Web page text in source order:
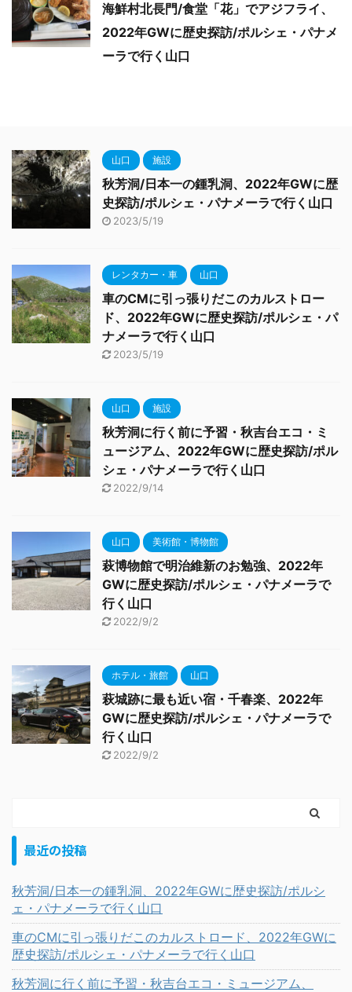
海鮮村北長門/食堂「花」でアジフライ、
2022年GWに歴史探訪/ポルシェ・パナメ
ーラで行く山口
山口 施設
秋芳洞/日本一の鍾乳洞、2022年GWに歴
史探訪/ポルシェ・パナメーラで行く山口
2023/5/19
レンタカー・車 山口
車のCMに引っ張りだこのカルストロー
ド、2022年GWに歴史探訪/ポルシェ・パ
ナメーラで行く山口
2023/5/19
山口 施設
秋芳洞に行く前に予習・秋吉台エコ・ミ
ュージアム、2022年GWに歴史探訪/ポル
シェ・パナメーラで行く山口
2022/9/14
山口 美術館・博物館
萩博物館で明治維新のお勉強、2022年
GWに歴史探訪/ポルシェ・パナメーラで
行く山口
2022/9/2
ホテル・旅館 山口
萩城跡に最も近い宿・千春楽、2022年
GWに歴史探訪/ポルシェ・パナメーラで
行く山口
2022/9/2
最近の投稿
秋芳洞/日本一の鍾乳洞、2022年GWに歴史探訪/ポルシ
ェ・パナメーラで行く山口
車のCMに引っ張りだこのカルストロード、2022年GWに
歴史探訪/ポルシェ・パナメーラで行く山口
秋芳洞に行く前に予習・秋吉台エコ・ミュージアム、